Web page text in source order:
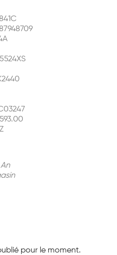
pour le moment.